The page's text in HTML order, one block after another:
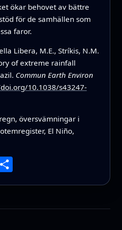
ökar behovet av bättre
för de samhällen som
faror.
Libera, M.E., Stríkis, N.M.
of extreme rainfall
Commun Earth Environ
10.1038/s43247-
översvämningar i
El Niño,
Dela